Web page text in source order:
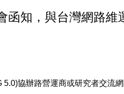
函知，與台灣網路
5.0)協辦路營運商或研究者交流